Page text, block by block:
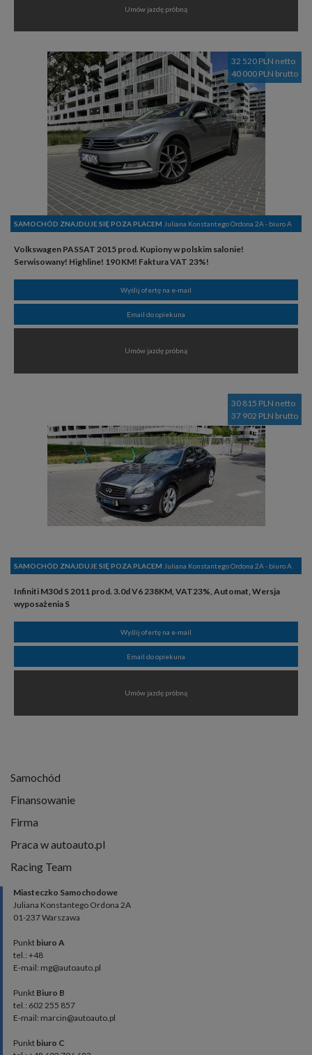
Umów jazdę próbną
32 520 PLN netto
40 000 PLN brutto
SAMOCHÓD ZNAJDUJE SIĘ POZA PLACEM Juliana Konstantego Ordona 2A - biuro A
Volkswagen PASSAT 2015 prod. Kupiony w polskim salonie!
Serwisowany! Highline! 190 KM! Faktura VAT 23%!
Wyślij ofertę na e-mail
Email do opiekuna
Umów jazdę próbną
30 815 PLN netto
37 902 PLN brutto
SAMOCHÓD ZNAJDUJE SIĘ POZA PLACEM Juliana Konstantego Ordona 2A - biuro A
Infiniti M30d S 2011 prod. 3.0d V6 238KM, VAT23%, Automat, Wersja
wyposażenia S
Wyślij ofertę na e-mail
Email do opiekuna
Umów jazdę próbną
Samochód
Finansowanie
Firma
Praca w autoauto.pl
Racing Team
Miasteczko Samochodowe
Juliana Konstantego Ordona 2A
01-237 Warszawa
Punkt biuro A
tel.: +48
E-mail: mg@autoauto.pl
Punkt Biuro B
tel.: 602 255 857
E-mail: marcin@autoauto.pl
Punkt biuro C